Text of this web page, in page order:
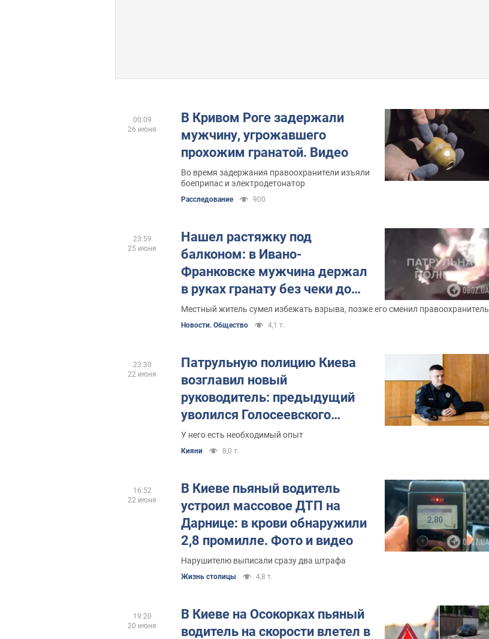
В Кривом Роге задержали
мужчину, угрожавшего
прохожим гранатой. Видео
Во время задержания правоохранители изъяли
боеприпас и электродетонатор
Расследование 900
00:09
26 июня
Нашел растяжку под
балконом: в Ивано-
Франковске мужчина держал
в руках гранату без чеки до
прибытия полиции. Видео
Местный житель сумел избежать взрыва, позже его сменил правоохранитель
Новости. Общество 4,1 т.
23:59
25 июня
Патрульную полицию Киева
возглавил новый
руководитель: предыдущий
уволился Голосеевского
теракта
У него есть необходимый опыт
Кияни 8,0 т.
23:30
22 июня
В Киеве пьяный водитель
устроил массовое ДТП на
Дарнице: в крови обнаружили
2,8 промилле. Фото и видео
Нарушителю выписали сразу два штрафа
Жизнь столицы 4,8 т.
16:52
22 июня
В Киеве на Осокорках пьяный
водитель на скорости влетел в
19:20
20 июня